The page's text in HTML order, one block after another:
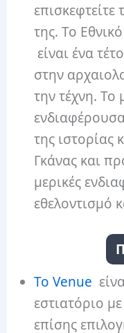
της. Το
είναι ένα
στην
την τέχνη. Το
της ιστορίας
Γκάνας και
μερικές
εθελοντισμό
Το Venue
εστιατόριο
επίσης